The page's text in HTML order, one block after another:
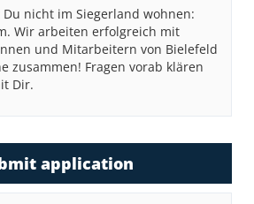
nicht im Siegerland wohnen:
Wir arbeiten erfolgreich mit
und Mitarbeitern von Bielefeld
zusammen! Fragen vorab klären
Dir.
application